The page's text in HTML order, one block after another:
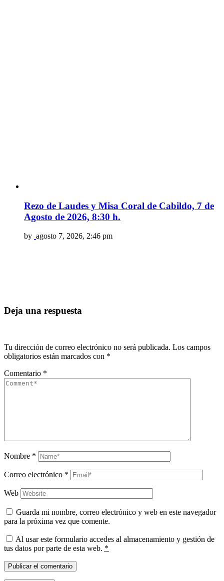
Rezo de Laudes y Misa Coral de Cabildo, 7 de
Agosto de 2026, 8:30 h.
by agosto 7, 2026, 2:46 pm
Deja una respuesta
Tu dirección de correo electrónico no será publicada. Los campos
obligatorios están marcados con *
Comentario *
Nombre *
Correo electrónico *
Web
Guarda mi nombre, correo electrónico y web en este navegador
para la próxima vez que comente.
Al usar este formulario accedes al almacenamiento y gestión de
tus datos por parte de esta web. *
Publicar el comentario